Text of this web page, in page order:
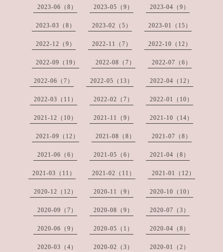
2023-06（8） 2023-05（9） 2023-04（9）
2023-03（8） 2023-02（5） 2023-01（15）
2022-12（9） 2022-11（7） 2022-10（12）
2022-09（19） 2022-08（7） 2022-07（6）
2022-06（7） 2022-05（13） 2022-04（12）
2022-03（11） 2022-02（7） 2022-01（10）
2021-12（10） 2021-11（9） 2021-10（14）
2021-09（12） 2021-08（8） 2021-07（8）
2021-06（6） 2021-05（6） 2021-04（8）
2021-03（11） 2021-02（11） 2021-01（12）
2020-12（12） 2020-11（9） 2020-10（10）
2020-09（7） 2020-08（9） 2020-07（3）
2020-06（9） 2020-05（1） 2020-04（8）
2020-03（4） 2020-02（3） 2020-01（2）